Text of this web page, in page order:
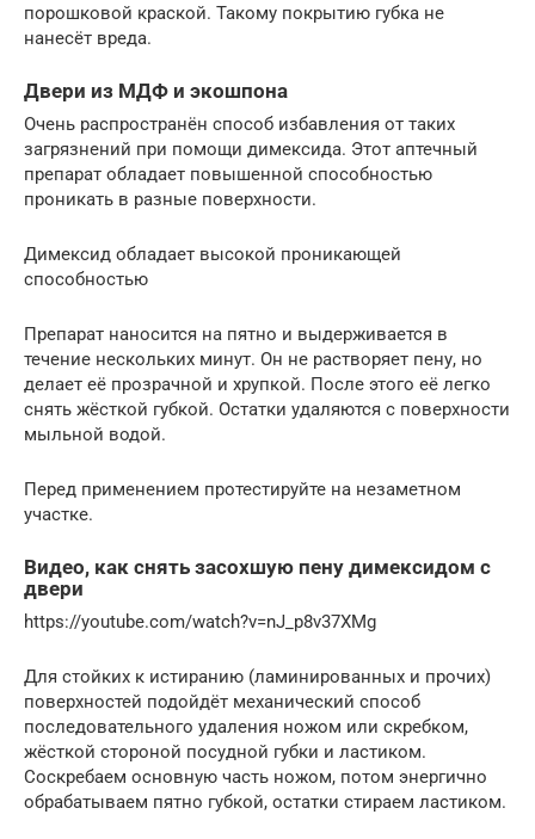
порошковой краской. Такому покрытию губка не
нанесёт вреда.
Двери из МДФ и экошпона
Очень распространён способ избавления от таких
загрязнений при помощи димексида. Этот аптечный
препарат обладает повышенной способностью
проникать в разные поверхности.
Димексид обладает высокой проникающей
способностью
Препарат наносится на пятно и выдерживается в
течение нескольких минут. Он не растворяет пену, но
делает её прозрачной и хрупкой. После этого её легко
снять жёсткой губкой. Остатки удаляются с поверхности
мыльной водой.
Перед применением протестируйте на незаметном
участке.
Видео, как снять засохшую пену димексидом с
двери
https://youtube.com/watch?v=nJ_p8v37XMg
Для стойких к истиранию (ламинированных и прочих)
поверхностей подойдёт механический способ
последовательного удаления ножом или скребком,
жёсткой стороной посудной губки и ластиком.
Соскребаем основную часть ножом, потом энергично
обрабатываем пятно губкой, остатки стираем ластиком.